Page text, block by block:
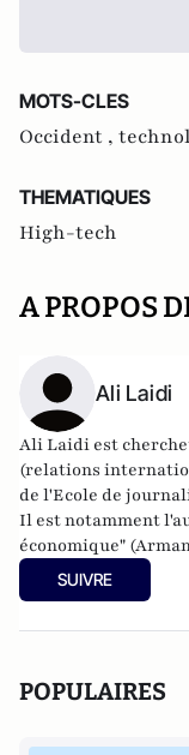
MOTS-CLES
Occident ,
THEMATIQUES
High-tech
A PROPOS
Ali Laidi
Ali Laidi est
(relations
de l'Ecole de
Il est notamment
économique"
SUIVRE
POPULAIRES